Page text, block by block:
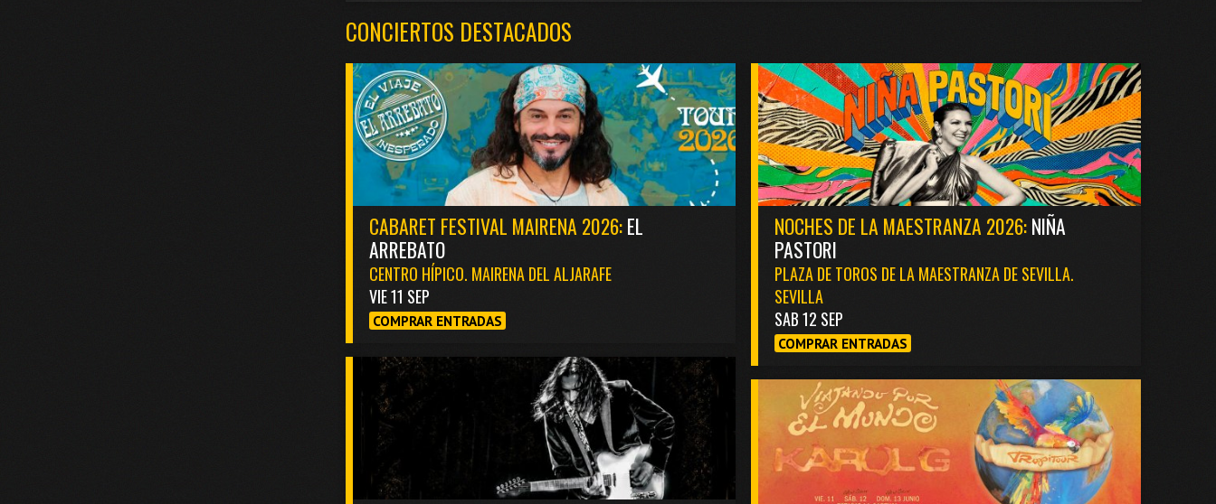
CONCIERTOS DESTACADOS
CABARET FESTIVAL MAIRENA 2026:EL
ARREBATO
CENTRO HÍPICO. MAIRENA DEL ALJARAFE
VIE 11 SEP
COMPRAR ENTRADAS
NOCHES DE LA MAESTRANZA 2026:NIÑA
PASTORI
PLAZA DE TOROS DE LA MAESTRANZA DE SEVILLA.
SEVILLA
SAB 12 SEP
COMPRAR ENTRADAS